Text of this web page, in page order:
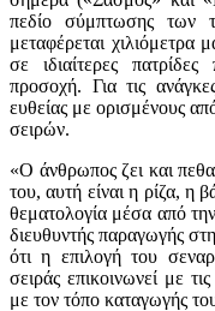
πεδίο σύμπτωσης των
μεταφέρεται χιλιόμετρα
σε ιδιαίτερες
προσοχή. Για τις
ευθείας με ορισμένους
σειρών.
«Ο άνθρωπος ζει και
του, αυτή είναι η ρίζα, η
θεματολογία μέσα από
διευθυντής παραγωγής
ότι η επιλογή του
σειράς επικοινωνεί με
με τον τόπο καταγωγής